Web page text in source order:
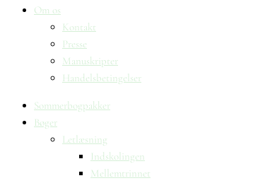
Om os
Kontakt
Presse
Manuskripter
Handelsbetingelser
Sommerbogpakker
Bøger
Letlæsning
Indskolingen
Mellemtrinnet